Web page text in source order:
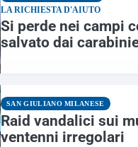
LA RICHIESTA D'AIUTO
Si perde nei campi
salvato dai
SAN GIULIANO MILANESE
Raid vandalici sui
ventenni irregolari